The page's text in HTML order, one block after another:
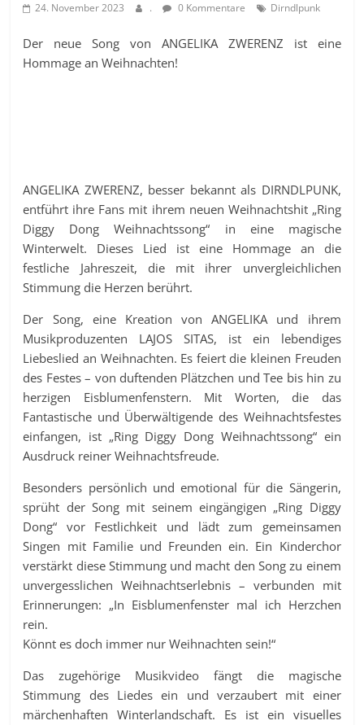
24. November 2023 . 0 Kommentare Dirndlpunk
Der neue Song von ANGELIKA ZWERENZ ist eine
Hommage an Weihnachten!
ANGELIKA ZWERENZ, besser bekannt als DIRNDLPUNK,
entführt ihre Fans mit ihrem neuen Weihnachtshit „Ring
Diggy Dong Weihnachtssong“ in eine magische
Winterwelt. Dieses Lied ist eine Hommage an die
festliche Jahreszeit, die mit ihrer unvergleichlichen
Stimmung die Herzen berührt.
Der Song, eine Kreation von ANGELIKA und ihrem
Musikproduzenten LAJOS SITAS, ist ein lebendiges
Liebeslied an Weihnachten. Es feiert die kleinen Freuden
des Festes – von duftenden Plätzchen und Tee bis hin zu
herzigen Eisblumenfenstern. Mit Worten, die das
Fantastische und Überwältigende des Weihnachtsfestes
einfangen, ist „Ring Diggy Dong Weihnachtssong“ ein
Ausdruck reiner Weihnachtsfreude.
Besonders persönlich und emotional für die Sängerin,
sprüht der Song mit seinem eingängigen „Ring Diggy
Dong“ vor Festlichkeit und lädt zum gemeinsamen
Singen mit Familie und Freunden ein. Ein Kinderchor
verstärkt diese Stimmung und macht den Song zu einem
unvergesslichen Weihnachtserlebnis – verbunden mit
Erinnerungen: „In Eisblumenfenster mal ich Herzchen
rein.
Könnt es doch immer nur Weihnachten sein!“
Das zugehörige Musikvideo fängt die magische
Stimmung des Liedes ein und verzaubert mit einer
märchenhaften Winterlandschaft. Es ist ein visuelles